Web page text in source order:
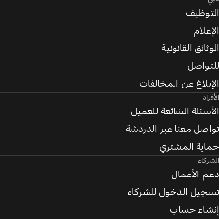
التوظيف
الإعلام
الوثائق القانونية
للتواصل
الإبلاغ عن المخالفات
الأفراد
الأسئلة الشائعة للعميل
تواصل معنا عبر الدردشة
حماية المشتري
الشركاء
دعم الأعمال
تسجيل الدخول للشركاء
إنشاء حساب